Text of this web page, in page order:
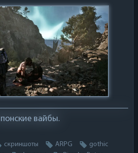
вайбы.
скриншоты ARPG
gothic